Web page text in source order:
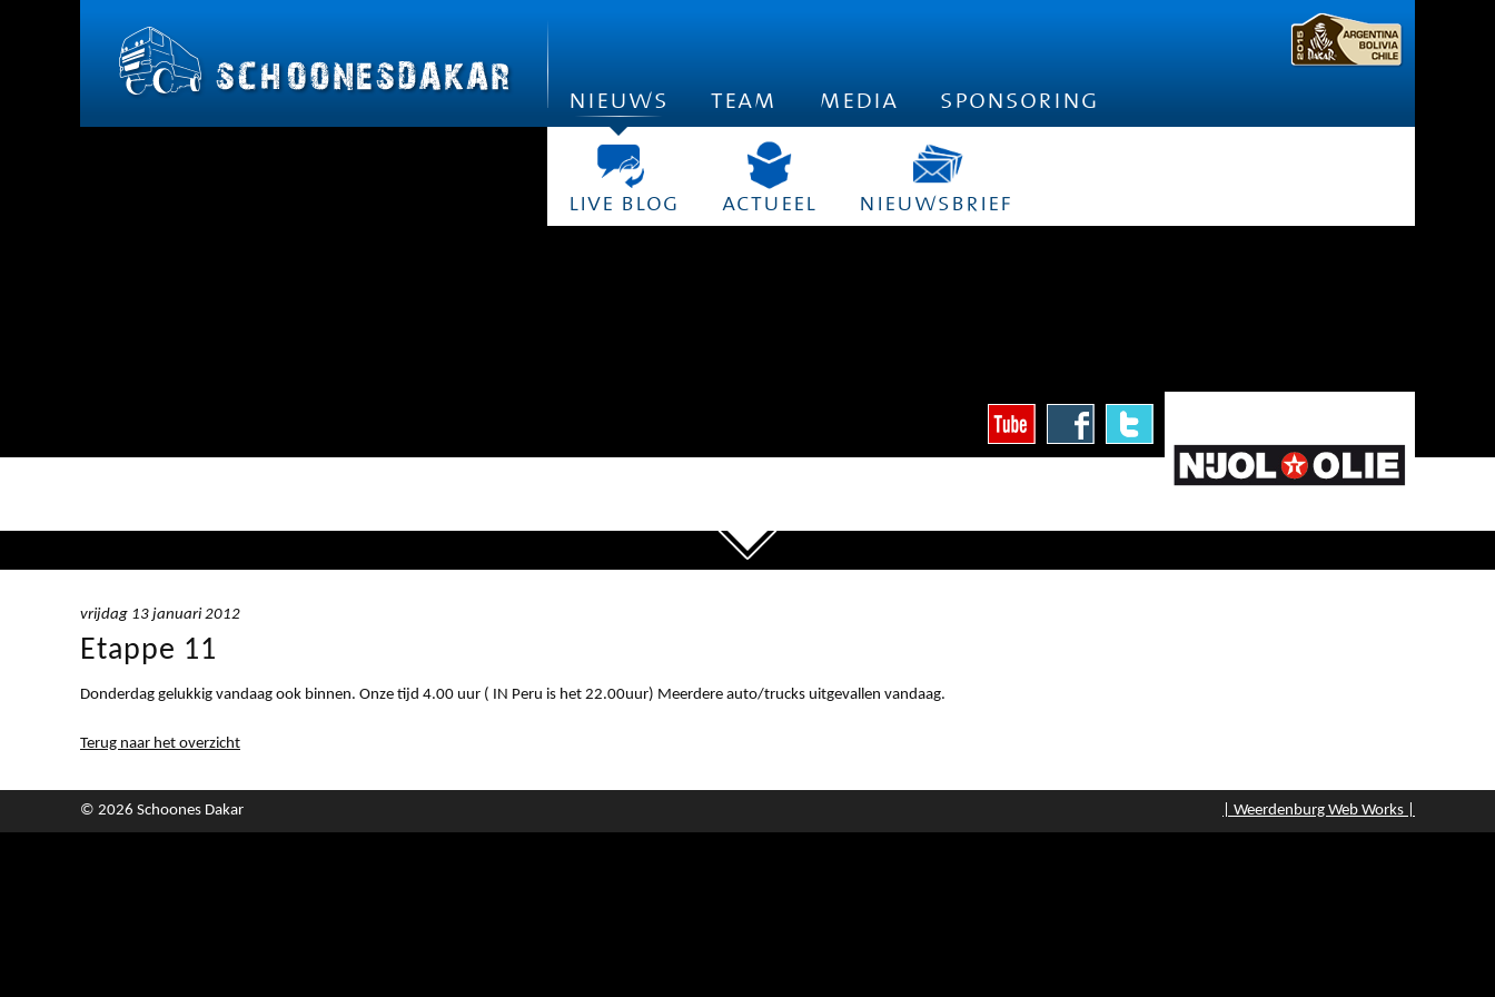
nieuws
live blog actueel nieuwsbrief
team media sponsoring
vrijdag 13 januari 2012
Etappe 11
Donderdag gelukkig vandaag ook binnen. Onze tijd 4.00 uur ( IN Peru is het 22.00uur) Meerdere auto/trucks uitgevallen vandaag.
Terug naar het overzicht
© 2026 Schoones Dakar | Weerdenburg Web Works |